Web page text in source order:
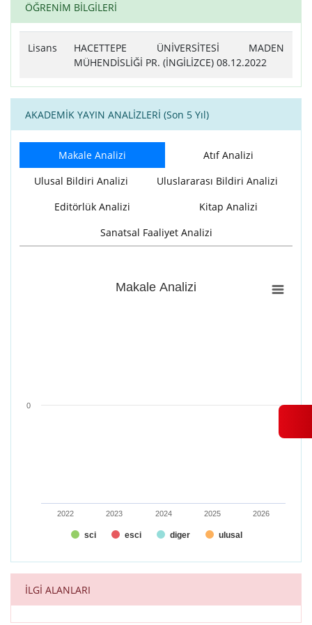
ÖĞRENİM BİLGİLERİ
Lisans
HACETTEPE ÜNİVERSİTESİ MADEN
MÜHENDİSLİĞİ PR. (İNGİLİZCE) 08.12.2022
AKADEMİK YAYIN ANALİZLERİ (Son 5 Yıl)
Makale Analizi
Atıf Analizi
Ulusal Bildiri Analizi
Uluslararası Bildiri Analizi
Editörlük Analizi
Kitap Analizi
Sanatsal Faaliyet Analizi
Makale Analizi
sci esci diger ulusal
2022 2023 2024 2025 2026
0
End of interactive chart.
İLGİ ALANLARI